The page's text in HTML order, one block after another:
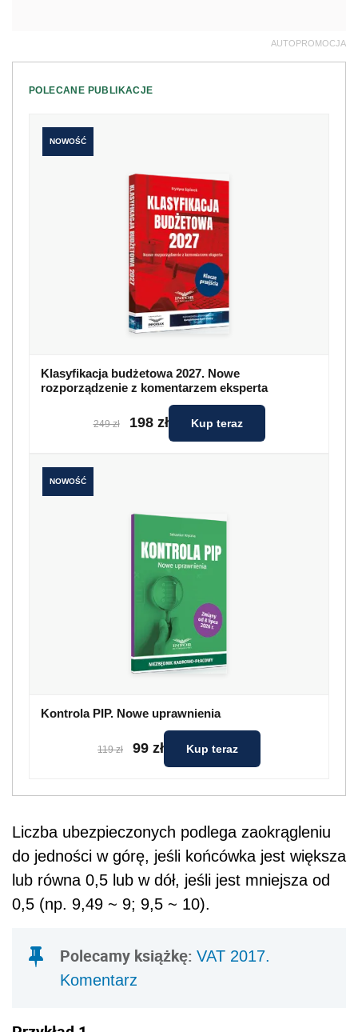
AUTOPROMOCJA
POLECANE PUBLIKACJE
NOWOŚĆ
Klasyfikacja budżetowa 2027. Nowe
rozporządzenie z komentarzem eksperta
249 zł 198 zł Kup teraz
NOWOŚĆ
Kontrola PIP. Nowe uprawnienia
119 zł 99 zł Kup teraz
Liczba ubezpieczonych podlega zaokrągleniu
do jedności w górę, jeśli końcówka jest większa
lub równa 0,5 lub w dół, jeśli jest mniejsza od
0,5 (np. 9,49 ~ 9; 9,5 ~ 10).
Polecamy książkę: VAT 2017.
Komentarz